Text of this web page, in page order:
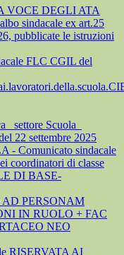
VOCE DEGLI ATA
sindacale ex art.25
pubblicate le istruzioni
FLC CGIL del
settore Scuola_
22 settembre 2025
- Comunicato sindacale
coordinatori di classe
DI BASE-
PERSONAM
IN RUOLO + FAC
NEO
RISERVATA AI